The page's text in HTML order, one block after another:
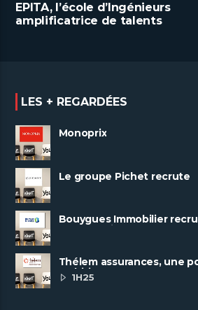
EPITA, l’école d’Ingénieurs
amplificatrice de talents
LES + REGARDÉES
Monoprix
Le groupe Pichet recrute
Bouygues Immobilier
Thélem assurances, une
ambitieuse
1H25